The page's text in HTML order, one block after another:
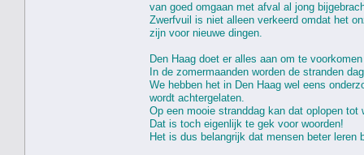
van goed omgaan met afval al jong
Zwerfvuil is niet alleen verkeerd omdat het
zijn voor nieuwe dingen.
Den Haag doet er alles aan om te
In de zomermaanden worden de stranden
We hebben het in Den Haag wel eens
wordt achtergelaten.
Op een mooie stranddag kan dat oplopen
Dat is toch eigenlijk te gek voor woorden!
Het is dus belangrijk dat mensen beter